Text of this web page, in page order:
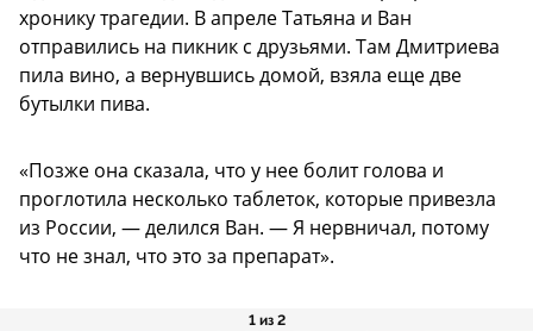
хронику трагедии. В апреле Татьяна и Ван
отправились на пикник с друзьями. Там Дмитриева
пила вино, а вернувшись домой, взяла еще две
бутылки пива.
«Позже она сказала, что у нее болит голова и
проглотила несколько таблеток, которые привезла
из России, — делился Ван. — Я нервничал, потому
что не знал, что это за препарат».
1 из 2